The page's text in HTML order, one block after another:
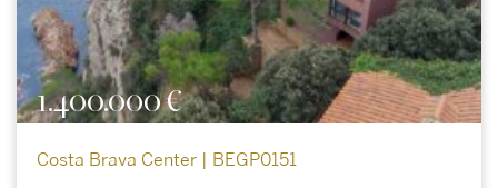
1.400.000 €
Costa Brava Center | BEGP0151